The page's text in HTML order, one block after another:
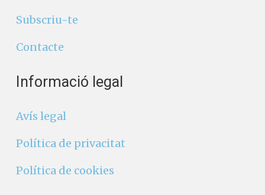
Subscriu-te
Contacte
Informació legal
Avís legal
Política de privacitat
Política de cookies